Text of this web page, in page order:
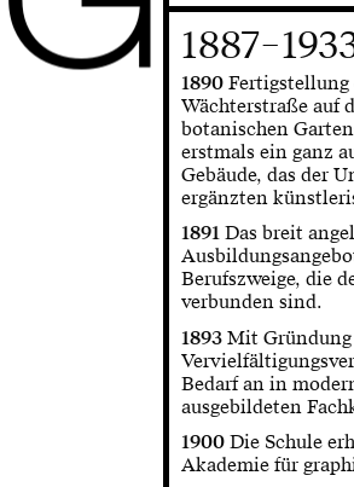
1890Fertigstellung
Wächterstraße auf
botanischen
erstmals ein ganz
Gebäude, das der
ergänzten
1891Das breit
Berufszweige, die
verbunden sind.
1893Mit Gründung
Bedarf an in
ausgebildeten
1900Die Schule
Akademie für